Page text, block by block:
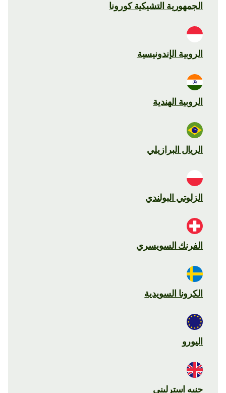
الجمهورية التشيكية كورونا
الروبية الإندونيسية
الروبية الهندية
الريال البرازيلي
الزلوتي البولندي
الفرنك السويسري
الكرونا السويدية
اليورو
جنيه استرليني